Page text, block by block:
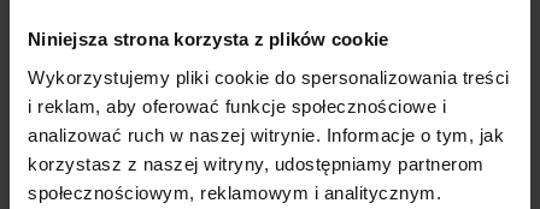
Niniejsza strona korzysta z plików cookie
Wykorzystujemy pliki cookie do spersonalizowania treści
i reklam, aby oferować funkcje społecznościowe i
analizować ruch w naszej witrynie. Informacje o tym, jak
korzystasz z naszej witryny, udostępniamy partnerom
społecznościowym, reklamowym i analitycznym.
OPINIE I OCENY (0)
Zestaw nasadek 1/2", 25 el.. Nasadki 12-kątne w rozmiarach
metrycznych. Wysokiej jakości stal stopowa. Polerowane. Metalowa
kasetka. Ułożone w plastikowej wytłoczce. ISO 1174. DIN 312.